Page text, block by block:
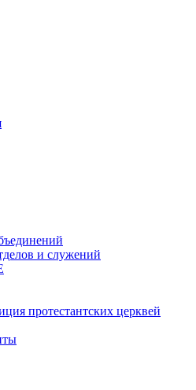
и служений
протестантских церквей